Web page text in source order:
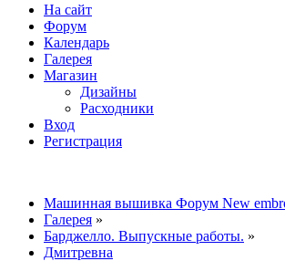
На сайт
Форум
Календарь
Галерея
Магазин
Дизайны
Расходники
Вход
Регистрация
Машинная вышивка Форум New
Галерея »
Барджелло. Выпускные работы. »
Дмитревна